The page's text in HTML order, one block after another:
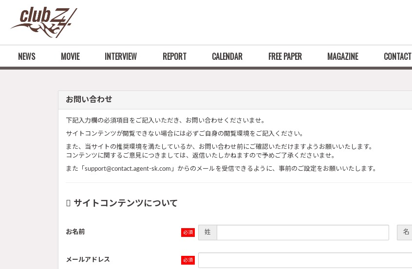
NEWS MOVIE INTERVIEW REPORT CALENDAR FREE PAPER MAGAZINE CONTACT
お問い合わせ
下記入力欄の必須項目をご記入いただき、お問い合わせくださいませ。
サイトコンテンツが閲覧できない場合には必ずご自身の閲覧環境をご記入ください。
また、当サイトの推奨環境を満たしているか、お問い合わせ前にご確認いただけますようお願いいたします。
コンテンツに関するご意見につきましては、返信いたしかねますので予めご了承くださいませ。
また「support@contact.agent-sk.com」からのメールを受信できるように、事前のご設定をお願いいたします。
サイトコンテンツについて
お名前 姓 名
メールアドレス